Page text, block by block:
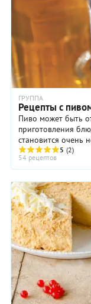
ГРУППА
Рецепты с
Пиво может быть
приготовления
становится очень
своеобразную
5 (2)
54 рецептов